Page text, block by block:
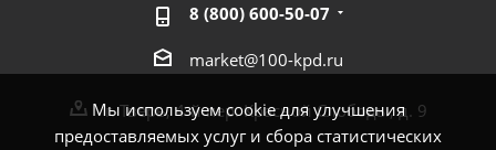
Мы используем cookie для улучшения
предоставляемых услуг и сбора статистических
8 (800) 600-50-07
market@100-kpd.ru
г. Тверь, 4-й пер. Красной Слободы, д. 9